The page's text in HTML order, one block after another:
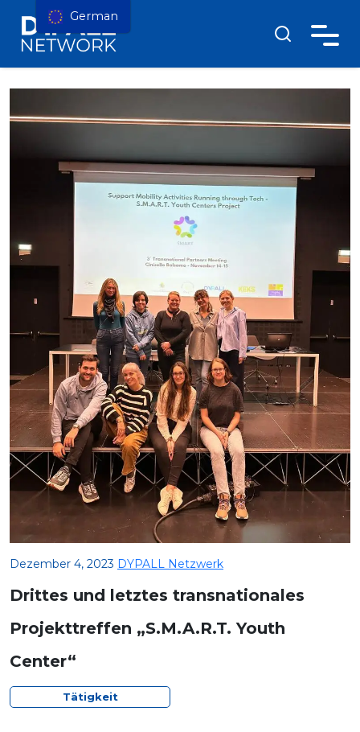
Dezember 4, 2023 DYPALL Netzwerk
Drittes und letztes transnationales
Projekttreffen „S.M.A.R.T. Youth
Center“
Tätigkeit
German